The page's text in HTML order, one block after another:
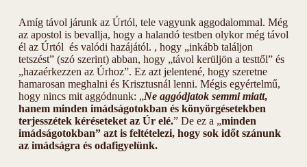
Amíg távol járunk az Úrtól, tele vagyunk aggodalommal. Még
az apostol is bevallja, hogy a halandó testben olykor még távol
él az Úrtól és valódi hazájától. , hogy „inkább találjon
tetszést” (szó szerint) abban, hogy „távol kerüljön a testtől” és
„hazaérkezzen az Úrhoz”. Ez azt jelentené, hogy szeretne
hamarosan meghalni és Krisztusnál lenni. Mégis egyértelmű,
hogy nincs mit aggódnunk: „Ne aggódjatok semmi miatt,
hanem minden imádságotokban és könyörgésetekben
terjesszétek kéréseteket az Úr elé.” De ez a „minden
imádságotokban” azt is feltételezi, hogy sok időt szánunk
az imádságra és odafigyelünk.